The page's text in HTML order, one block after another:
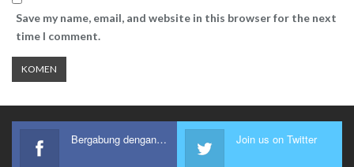
Save my name, email, and website in this browser for the next
time I comment.
Bergabung dengan kami Join us on Twitter